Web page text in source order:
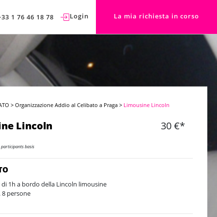
1 76 46 18 78 Login La mia richiesta in corso
>Organizzazione Addio al Celibato a Praga > Limousine Lincoln
Lincoln 30 €*
basis
di 1h a bordo della Lincoln limousine
8 persone